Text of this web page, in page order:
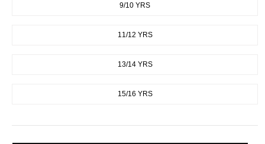
9/10 YRS
11/12 YRS
13/14 YRS
15/16 YRS